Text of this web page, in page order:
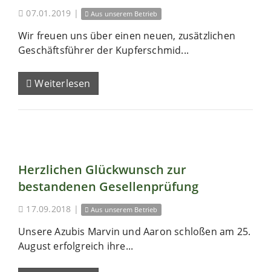
07.01.2019 | Aus unserem Betrieb
Wir freuen uns über einen neuen, zusätzlichen
Geschäftsführer der Kupferschmid...
Weiterlesen
Herzlichen Glückwunsch zur
bestandenen Gesellenprüfung
17.09.2018 | Aus unserem Betrieb
Unsere Azubis Marvin und Aaron schloßen am 25.
August erfolgreich ihre...